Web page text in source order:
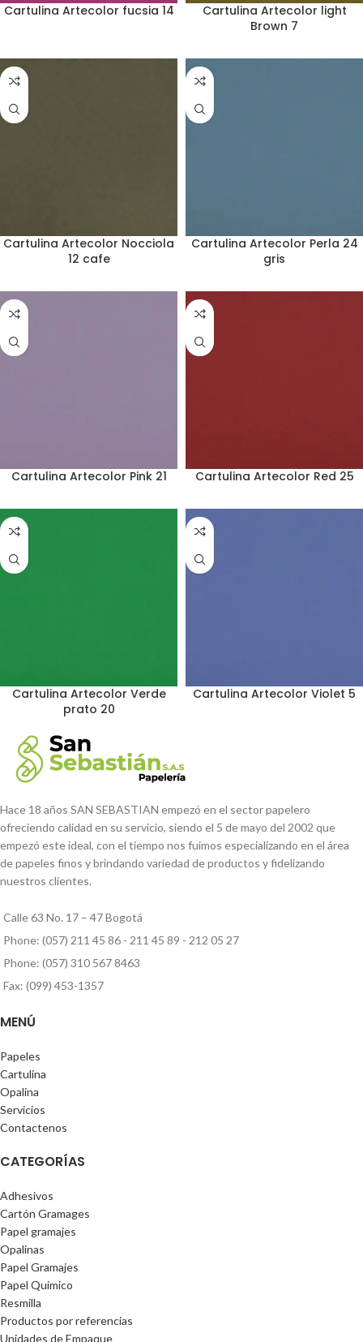
Cartulina Artecolor fucsia 14
Cartulina Artecolor light
Brown 7
Cartulina Artecolor Nocciola
12 cafe
Cartulina Artecolor Perla 24
gris
Cartulina Artecolor Pink 21 Cartulina Artecolor Red 25
Cartulina Artecolor Verde
prato 20
Cartulina Artecolor Violet 5
Hace 18 años SAN SEBASTIAN empezó en el sector papelero
ofreciendo calidad en su servicio, siendo el 5 de mayo del 2002 que
empezó este ideal, con el tiempo nos fuimos especializando en el área
de papeles finos y brindando variedad de productos y fidelizando
nuestros clientes.
Calle 63 No. 17 – 47 Bogotá
Phone: (057) 211 45 86 - 211 45 89 - 212 05 27
Phone: (057) 310 567 8463
Fax: (099) 453-1357
MENÚ
Papeles
Cartulina
Opalina
Servicios
Contactenos
CATEGORÍAS
Adhesivos
Cartón Gramages
Papel gramajes
Opalinas
Papel Gramajes
Papel Quimico
Resmilla
Productos por referencias
Unidades de Empaque